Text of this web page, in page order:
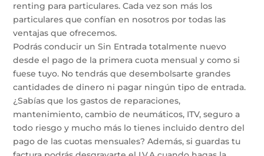
renting para particulares. Cada vez son más los
particulares que confían en nosotros por todas las
ventajas que ofrecemos.
Podrás conducir un Sin Entrada totalmente nuevo
desde el pago de la primera cuota mensual y como si
fuese tuyo. No tendrás que desembolsarte grandes
cantidades de dinero ni pagar ningún tipo de entrada.
¿Sabías que los gastos de reparaciones,
mantenimiento, cambio de neumáticos, ITV, seguro a
todo riesgo y mucho más lo tienes incluido dentro del
pago de las cuotas mensuales? Además, si guardas tu